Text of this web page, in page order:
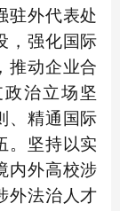
驻外代表处
，强化国际
推动企业合
治立场坚
、精通国际
。坚持以实
内外高校涉
外法治人才